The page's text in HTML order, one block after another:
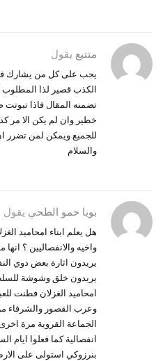
متتبع يقول
يجب على كل من يشارك
الكذب قصير لذا
تضمنه المقال فاذا
خطير وان لم يكن الا مر
للجميع ويمكن لمن تضرر
والسلام
بويا حمو الطحي يقول
هل يعلم ابناء امحاميد
واخيه والانفصاليين ؟
يريدون اثارة بعض دوي
يريدون خلق وشوشة
امحاميد الغزلان فطنت
وعرب القصور والشرفاء
الجماعة القروية مرة
انفصالية كما فعلوا
بنرزوكي استولى على